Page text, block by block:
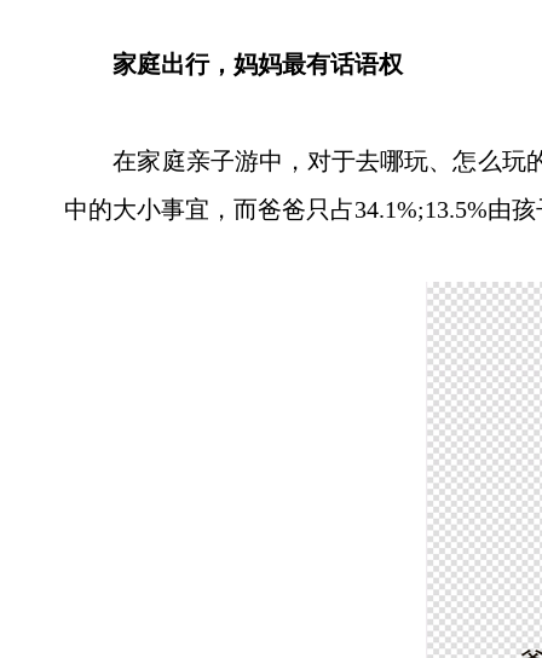
家庭出行，妈妈最有话语权
在家庭亲子游中，对于去哪玩、怎么玩的
中的大小事宜，而爸爸只占34.1%;13.5%由